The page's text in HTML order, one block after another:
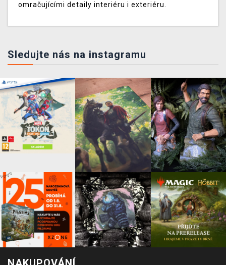
omračujícími detaily interiéru i exteriéru.
Sledujte nás na instagramu